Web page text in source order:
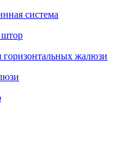
система
жалюзи